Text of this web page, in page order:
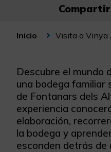
Compartir
Inicio Visita a Vinya
Descubre el mundo
una bodega familiar
de Fontanars dels
experiencia
elaboración,
la bodega y
esconden detrás de